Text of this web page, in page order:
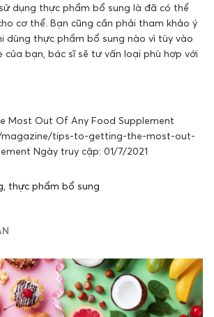
dụng thực phẩm bổ sung là đã có thể
cơ thể. Bạn cũng cần phải tham khảo ý
dùng thực phẩm bổ sung nào vì tùy vào
của bạn, bác sĩ sẽ tư vấn loại phù hợp với
Most Out Of Any Food Supplement
magazine/tips-to-getting-the-most-out-
Ngày truy cập: 01/7/2021
thực phẩm bổ sung